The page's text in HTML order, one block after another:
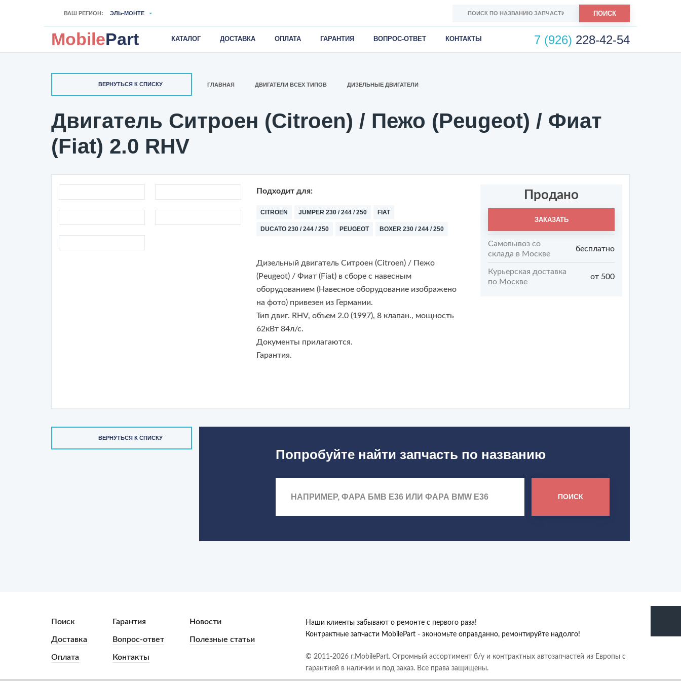
ВАШ РЕГИОН: ЭЛЬ-МОНТЕ ПОИСК
MobilePart КАТАЛОГ ДОСТАВКА ОПЛАТА ГАРАНТИЯ ВОПРОС-ОТВЕТ КОНТАКТЫ 7 (926) 228-42-54
ВЕРНУТЬСЯ К СПИСКУ ГЛАВНАЯ ДВИГАТЕЛИ ВСЕХ ТИПОВ ДИЗЕЛЬНЫЕ ДВИГАТЕЛИ
Двигатель Ситроен (Citroen) / Пежо (Peugeot) / Фиат
(Fiat) 2.0 RHV
Подходит для:
CITROEN JUMPER 230 / 244 / 250 FIAT
DUCATO 230 / 244 / 250 PEUGEOT BOXER 230 / 244 / 250
Дизельный двигатель Ситроен (Citroen) / Пежо
(Peugeot) / Фиат (Fiat) в сборе с навесным
оборудованием (Навесное оборудование изображено
на фото) привезен из Германии.
Тип двиг. RHV, объем 2.0 (1997), 8 клапан., мощность
62кВт 84л/с.
Документы прилагаются.
Гарантия.
Продано
ЗАКАЗАТЬ
Самовывоз со
склада в Москве
бесплатно
Курьерская доставка
по Москве
от 500
ВЕРНУТЬСЯ К СПИСКУ
Попробуйте найти запчасть по названию
ПОИСК
Поиск
Доставка
Оплата
Гарантия
Вопрос-ответ
Контакты
Новости
Полезные статьи
Наши клиенты забывают о ремонте с первого раза!
Контрактные запчасти MobilePart - экономьте оправданно, ремонтируйте надолго!
© 2011-2026 г.MobilePart. Огромный ассортимент б/у и контрактных автозапчастей из Европы с
гарантией в наличии и под заказ. Все права защищены.